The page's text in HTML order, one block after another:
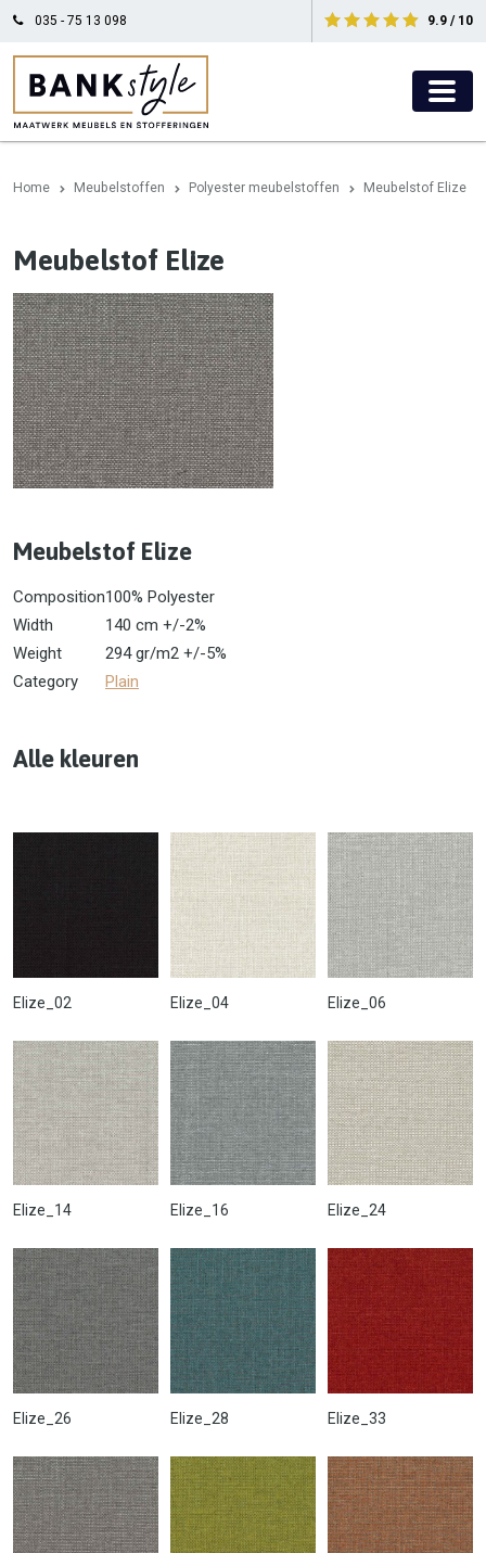
035 - 75 13 098 9.9 / 10
Home Meubelstoffen Polyester meubelstoffen Meubelstof Elize
Meubelstof Elize
Meubelstof Elize
Composition100% Polyester
Width
140 cm +/-2%
Weight
294 gr/m2 +/-5%
Category
Plain
Alle kleuren
Elize_02 Elize_04 Elize_06
Elize_14 Elize_16 Elize_24
Elize_26 Elize_28 Elize_33